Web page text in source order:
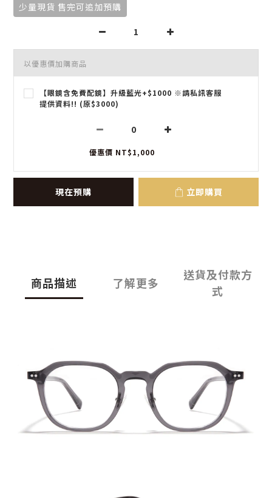
少量現貨 售完可追加預購
以優惠價加購商品
【眼鏡含免費配鏡】升級藍光+$1000 ※請私訊客服
提供資料!! (原$3000)
優惠價 NT$1,000
現在預購 立即購買
商品描述 了解更多
送貨及付款方
式